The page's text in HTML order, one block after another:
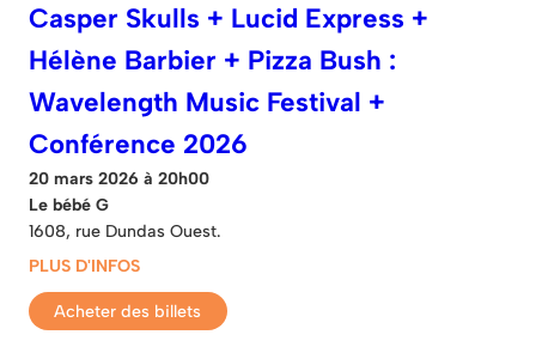
Casper Skulls + Lucid Express +
Hélène Barbier + Pizza Bush :
Wavelength Music Festival +
Conférence 2026
20 mars 2026 à 20h00
Le bébé G
1608, rue Dundas Ouest.
PLUS D'INFOS
Acheter des billets